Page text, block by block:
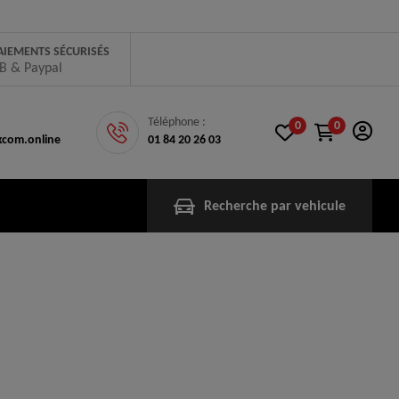
SÉCURISÉS
& Paypal
Téléphone :
01 84 20 26 03
0 0
Recherche par vehicule